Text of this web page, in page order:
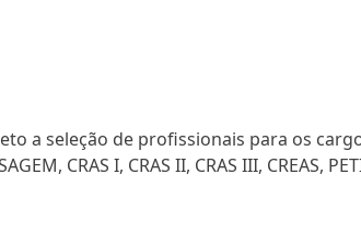
a seleção de profissionais para os
CRAS I, CRAS II, CRAS III, CREAS,